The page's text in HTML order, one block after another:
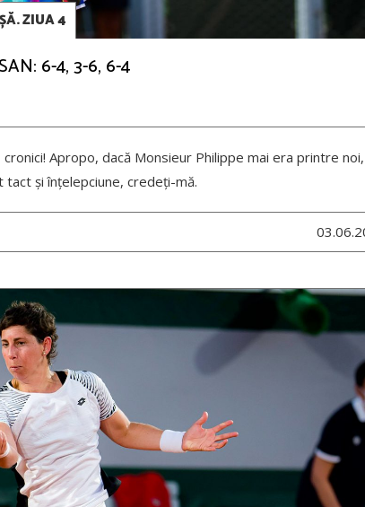
ZIUA 4
6-4, 3-6, 6-4
Apropo, dacă Monsieur Philippe mai era printre
tact și înțelepciune, credeți-mă.